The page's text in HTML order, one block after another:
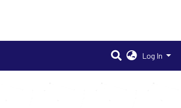
Log In